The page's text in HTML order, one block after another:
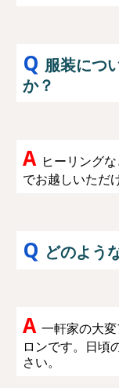
Q 服装につ
か？
A ヒーリング
でお越しいただ
Q どのよう
A 一軒家の大
ロンです。日頃
さい。